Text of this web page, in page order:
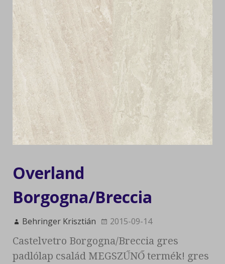
Overland
Borgogna/Breccia
Behringer Krisztián 2015-09-14
Castelvetro Borgogna/Breccia gres
padlólap család MEGSZŰNŐ termék! gres